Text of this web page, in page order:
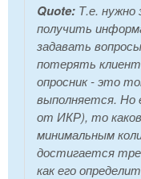
Quote: Т.е.
получить
задавать
потерять
опросник - это
выполняется. Но
от ИКР), то
минимальным
достигается
как его